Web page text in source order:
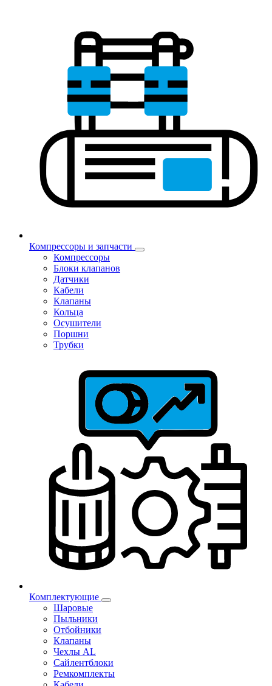
Компрессоры и запчасти
Компрессоры
Блоки клапанов
Датчики
Кабели
Клапаны
Кольца
Осушители
Поршни
Трубки
Комплектующие
Шаровые
Пыльники
Отбойники
Клапаны
Чехлы AL
Сайлентблоки
Ремкомплекты